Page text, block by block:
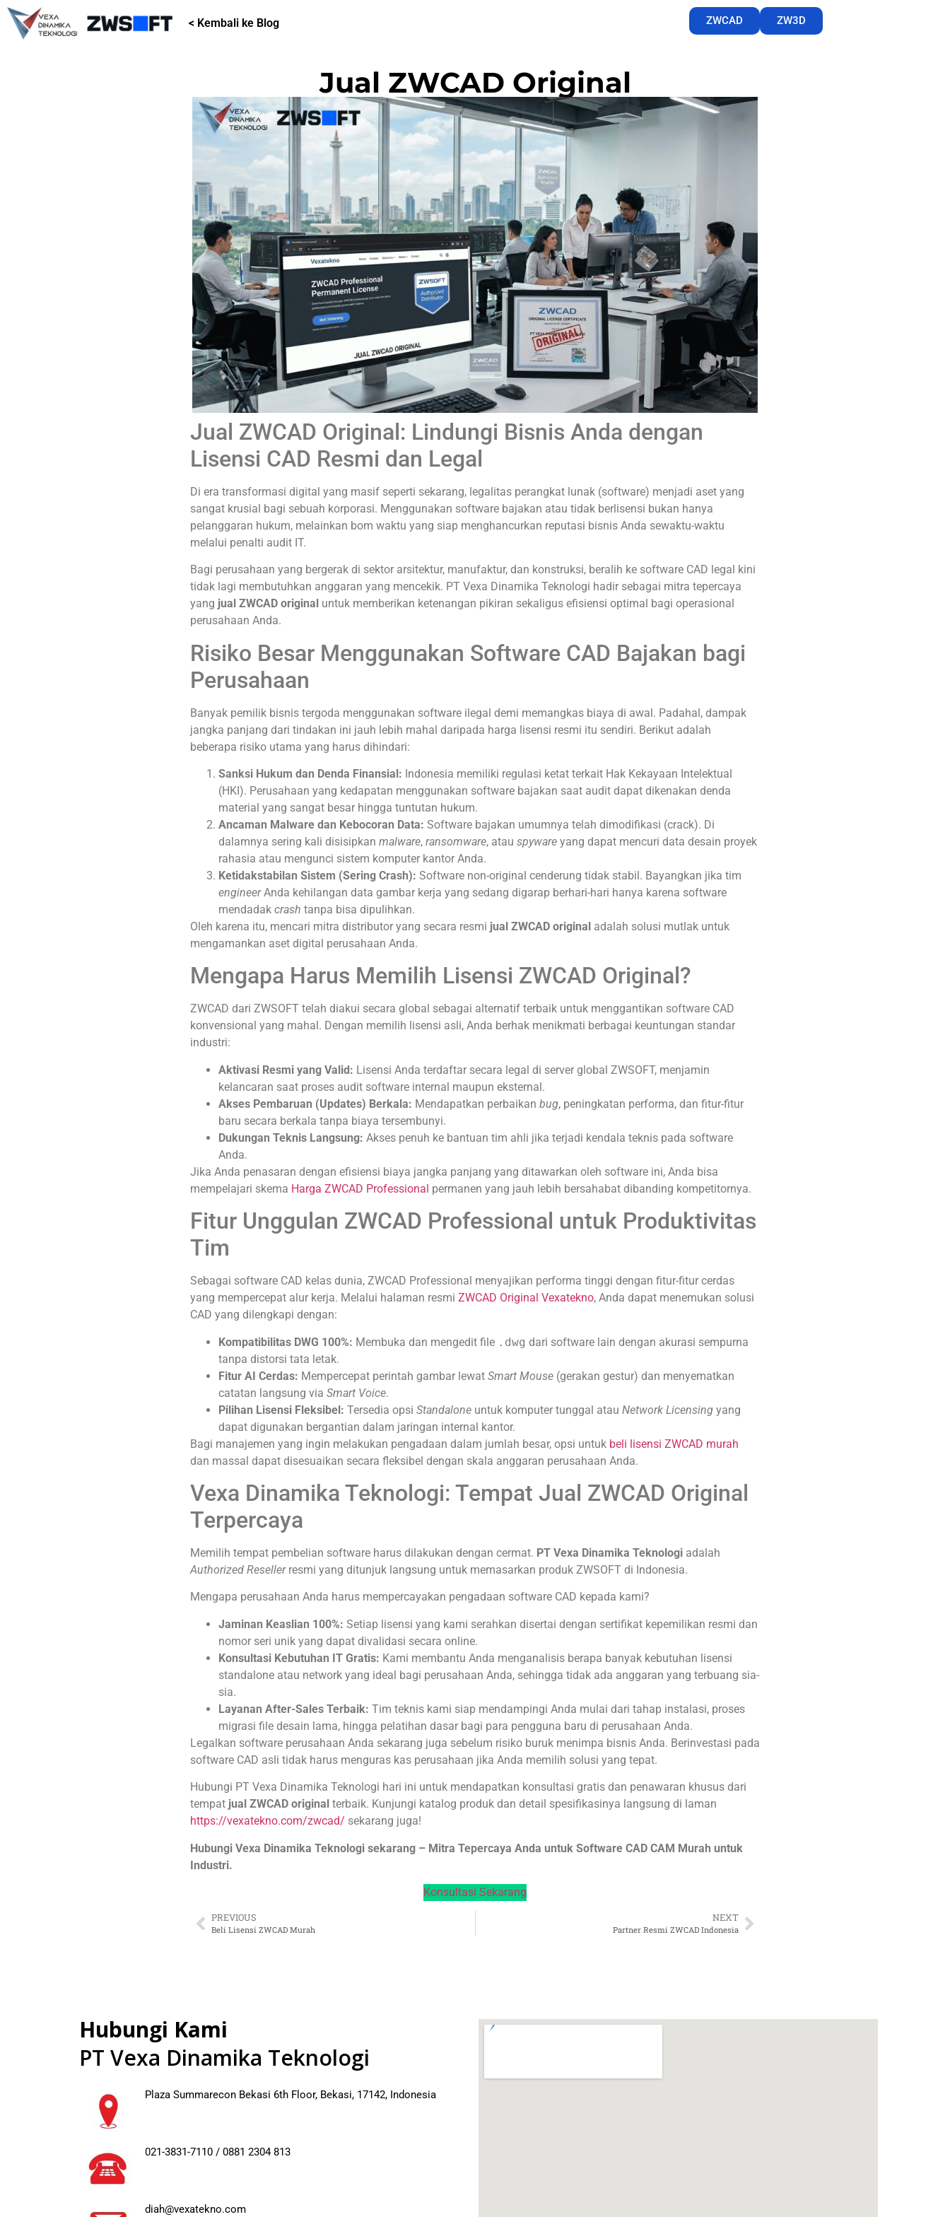
< Kembali ke Blog ZWCAD ZW3D
Jual ZWCAD Original
Jual ZWCAD Original: Lindungi Bisnis Anda dengan
Lisensi CAD Resmi dan Legal
Di era transformasi digital yang masif seperti sekarang, legalitas perangkat lunak (software) menjadi aset yang
sangat krusial bagi sebuah korporasi. Menggunakan software bajakan atau tidak berlisensi bukan hanya
pelanggaran hukum, melainkan bom waktu yang siap menghancurkan reputasi bisnis Anda sewaktu-waktu
melalui penalti audit IT.
Bagi perusahaan yang bergerak di sektor arsitektur, manufaktur, dan konstruksi, beralih ke software CAD legal kini
tidak lagi membutuhkan anggaran yang mencekik. PT Vexa Dinamika Teknologi hadir sebagai mitra tepercaya
yang jual ZWCAD original untuk memberikan ketenangan pikiran sekaligus efisiensi optimal bagi operasional
perusahaan Anda.
Risiko Besar Menggunakan Software CAD Bajakan bagi
Perusahaan
Banyak pemilik bisnis tergoda menggunakan software ilegal demi memangkas biaya di awal. Padahal, dampak
jangka panjang dari tindakan ini jauh lebih mahal daripada harga lisensi resmi itu sendiri. Berikut adalah
beberapa risiko utama yang harus dihindari:
Sanksi Hukum dan Denda Finansial: Indonesia memiliki regulasi ketat terkait Hak Kekayaan Intelektual
(HKI). Perusahaan yang kedapatan menggunakan software bajakan saat audit dapat dikenakan denda
material yang sangat besar hingga tuntutan hukum.
Ancaman Malware dan Kebocoran Data: Software bajakan umumnya telah dimodifikasi (crack). Di
dalamnya sering kali disisipkan malware, ransomware, atau spywareyang dapat mencuri data desain proyek
rahasia atau mengunci sistem komputer kantor Anda.
Ketidakstabilan Sistem (Sering Crash): Software non-original cenderung tidak stabil. Bayangkan jika tim
engineerAnda kehilangan data gambar kerja yang sedang digarap berhari-hari hanya karena software
mendadak crash tanpa bisa dipulihkan.
Oleh karena itu, mencari mitra distributor yang secara resmi jual ZWCAD originaladalah solusi mutlak untuk
mengamankan aset digital perusahaan Anda.
Mengapa Harus Memilih Lisensi ZWCAD Original?
ZWCAD dari ZWSOFT telah diakui secara global sebagai alternatif terbaik untuk menggantikan software CAD
konvensional yang mahal. Dengan memilih lisensi asli, Anda berhak menikmati berbagai keuntungan standar
industri:
Aktivasi Resmi yang Valid: Lisensi Anda terdaftar secara legal di server global ZWSOFT, menjamin
kelancaran saat proses audit software internal maupun eksternal.
Akses Pembaruan (Updates) Berkala: Mendapatkan perbaikan bug, peningkatan performa, dan fitur-fitur
baru secara berkala tanpa biaya tersembunyi.
Dukungan Teknis Langsung: Akses penuh ke bantuan tim ahli jika terjadi kendala teknis pada software
Anda.
Jika Anda penasaran dengan efisiensi biaya jangka panjang yang ditawarkan oleh software ini, Anda bisa
mempelajari skema Harga ZWCAD Professional permanen yang jauh lebih bersahabat dibanding kompetitornya.
Fitur Unggulan ZWCAD Professional untuk Produktivitas
Tim
Sebagai software CAD kelas dunia, ZWCAD Professional menyajikan performa tinggi dengan fitur-fitur cerdas
yang mempercepat alur kerja. Melalui halaman resmi ZWCAD Original Vexatekno, Anda dapat menemukan solusi
CAD yang dilengkapi dengan:
Kompatibilitas DWG 100%: Membuka dan mengedit file .dwg dari software lain dengan akurasi sempurna
tanpa distorsi tata letak.
Fitur AI Cerdas: Mempercepat perintah gambar lewat Smart Mouse(gerakan gestur) dan menyematkan
catatan langsung via Smart Voice.
Pilihan Lisensi Fleksibel: Tersedia opsi Standaloneuntuk komputer tunggal atau Network Licensingyang
dapat digunakan bergantian dalam jaringan internal kantor.
Bagi manajemen yang ingin melakukan pengadaan dalam jumlah besar, opsi untuk beli lisensi ZWCAD murah
dan massal dapat disesuaikan secara fleksibel dengan skala anggaran perusahaan Anda.
Vexa Dinamika Teknologi: Tempat Jual ZWCAD Original
Terpercaya
Memilih tempat pembelian software harus dilakukan dengan cermat. PT Vexa Dinamika Teknologiadalah
Authorized Resellerresmi yang ditunjuk langsung untuk memasarkan produk ZWSOFT di Indonesia.
Mengapa perusahaan Anda harus mempercayakan pengadaan software CAD kepada kami?
Jaminan Keaslian 100%: Setiap lisensi yang kami serahkan disertai dengan sertifikat kepemilikan resmi dan
nomor seri unik yang dapat divalidasi secara online.
Konsultasi Kebutuhan IT Gratis: Kami membantu Anda menganalisis berapa banyak kebutuhan lisensi
standalone atau network yang ideal bagi perusahaan Anda, sehingga tidak ada anggaran yang terbuang sia-
sia.
Layanan After-Sales Terbaik: Tim teknis kami siap mendampingi Anda mulai dari tahap instalasi, proses
migrasi file desain lama, hingga pelatihan dasar bagi para pengguna baru di perusahaan Anda.
Legalkan software perusahaan Anda sekarang juga sebelum risiko buruk menimpa bisnis Anda. Berinvestasi pada
software CAD asli tidak harus menguras kas perusahaan jika Anda memilih solusi yang tepat.
Hubungi PT Vexa Dinamika Teknologi hari ini untuk mendapatkan konsultasi gratis dan penawaran khusus dari
tempat jual ZWCAD original terbaik. Kunjungi katalog produk dan detail spesifikasinya langsung di laman
https://vexatekno.com/zwcad/ sekarang juga!
Hubungi Vexa Dinamika Teknologi sekarang – Mitra Tepercaya Anda untuk Software CAD CAM Murah untuk
Industri.
Konsultasi Sekarang
PREVIOUS
Beli Lisensi ZWCAD Murah
NEXT
Partner Resmi ZWCAD Indonesia
Hubungi Kami
PT Vexa Dinamika Teknologi
Plaza Summarecon Bekasi 6th Floor, Bekasi, 17142, Indonesia
021-3831-7110 / 0881 2304 813
diah@vexatekno.com